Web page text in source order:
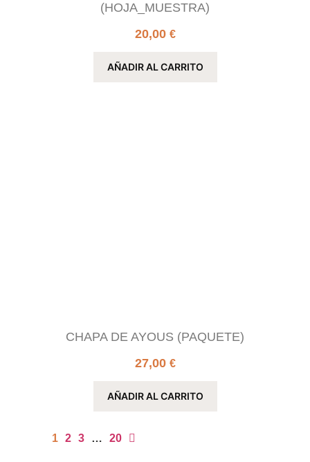
(HOJA_MUESTRA)
20,00 €
AÑADIR AL CARRITO
CHAPA DE AYOUS (PAQUETE)
27,00 €
AÑADIR AL CARRITO
1 2 3 … 20